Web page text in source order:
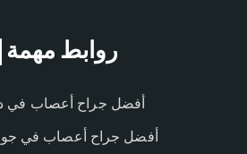
روابط مهمة
أفضل جراح أعصاب في
أفضل جراح أعصاب في